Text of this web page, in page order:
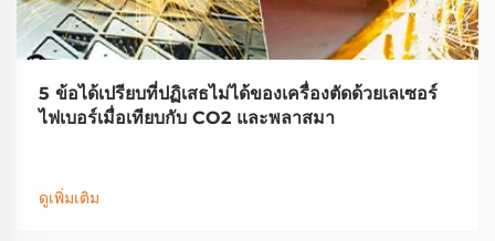
5 ข้อได้เปรียบที่ปฏิเสธไม่ได้ของเครื่องตัดด้วยเลเซอร์
ไฟเบอร์เมื่อเทียบกับ CO2 และพลาสมา
ดูเพิ่มเติม